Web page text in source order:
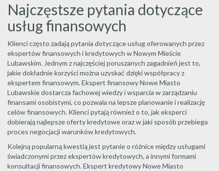
Najczęstsze pytania dotyczące
usług finansowych
Klienci często zadają pytania dotyczące usług oferowanych przez
ekspertów finansowych i kredytowych w Nowym Mieście
Lubawskim. Jednym z najczęściej poruszanych zagadnień jest to,
jakie dokładnie korzyści można uzyskać dzięki współpracy z
ekspertem finansowym. Ekspert finansowy Nowe Miasto
Lubawskie dostarcza fachowej wiedzy i wsparcia w zarządzaniu
finansami osobistymi, co pozwala na lepsze planowanie i realizację
celów finansowych. Klienci pytają również o to, jak eksperci
dobierają najlepsze oferty kredytowe oraz w jaki sposób przebiega
proces negocjacji warunków kredytowych.
Kolejną popularną kwestią jest pytanie o różnice między usługami
świadczonymi przez ekspertów kredytowych, a innymi formami
konsultacji finansowych. Ekspert kredytowy Nowe Miasto